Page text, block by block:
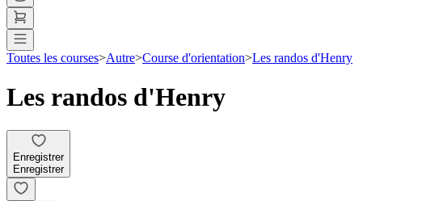
Toutes les courses>Autre>Course d'orientation>Les randos d'Henry
Les randos d'Henry
Enregistrer
Enregistrer